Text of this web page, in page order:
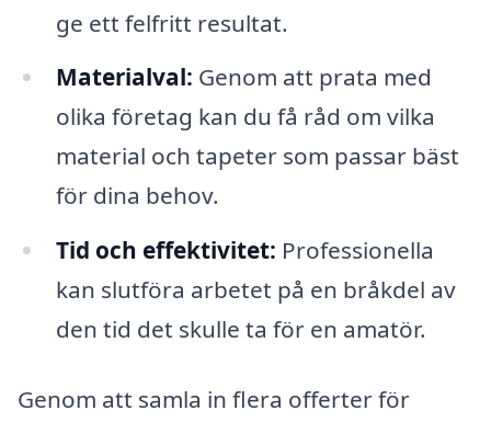
ge ett felfritt resultat.
Materialval: Genom att prata med
olika företag kan du få råd om vilka
material och tapeter som passar bäst
för dina behov.
Tid och effektivitet: Professionella
kan slutföra arbetet på en bråkdel av
den tid det skulle ta för en amatör.
Genom att samla in flera offerter för